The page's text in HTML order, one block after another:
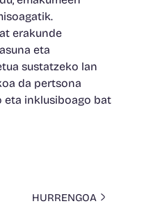
erakunde
eta
sustatzeko lan
da pertsona
eta inklusiboago bat
HURRENGOA